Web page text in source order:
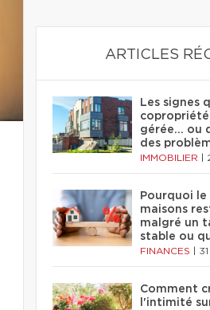
ARTICLES
Les signes
gérée… ou
des
IMMOBILIER
Pourquoi le
maisons
malgré un
stable ou
FINANCES
Comment
l'intimité